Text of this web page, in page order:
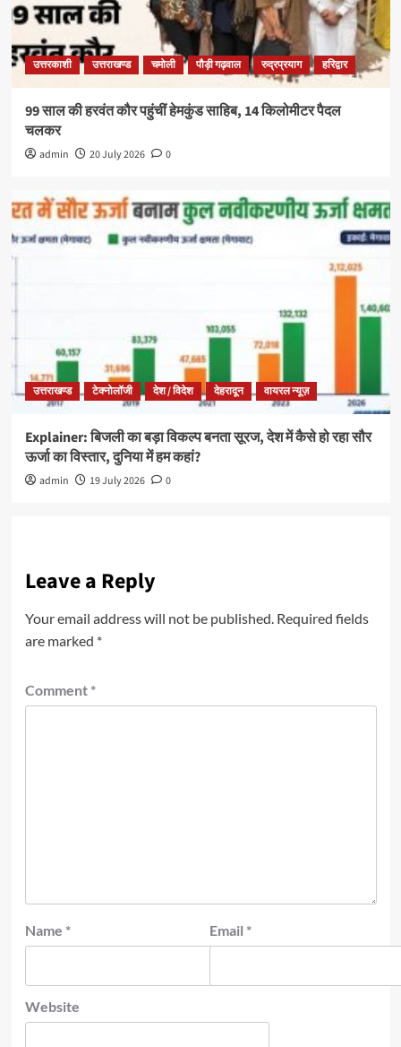
उत्तरकाशी उत्तराखण्ड चमोली पौड़ी गढ़वाल रुद्रप्रयाग हरिद्वार
99 साल की हरवंत कौर पहुंचीं हेमकुंड साहिब, 14 किलोमीटर पैदल
चलकर
admin 20 July 2026 0
उत्तराखण्ड टेक्नोलॉजी देश / विदेश देहरादून वायरल न्यूज़
Explainer: बिजली का बड़ा विकल्प बनता सूरज, देश में कैसे हो रहा सौर
ऊर्जा का विस्तार, दुनिया में हम कहां?
admin 19 July 2026 0
Leave a Reply
Your email address will not be published. Required fields
are marked *
Comment *
Name * Email *
Website